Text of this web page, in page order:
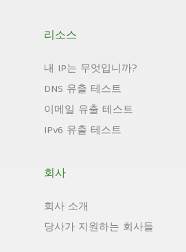
리소스
내 IP는 무엇입니까?
DNS 유출 테스트
이메일 유출 테스트
IPv6 유출 테스트
회사
회사 소개
당사가 지원하는 회사들